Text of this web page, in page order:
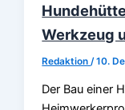
Werkzeug
Redaktion /10.
Der Bau einer